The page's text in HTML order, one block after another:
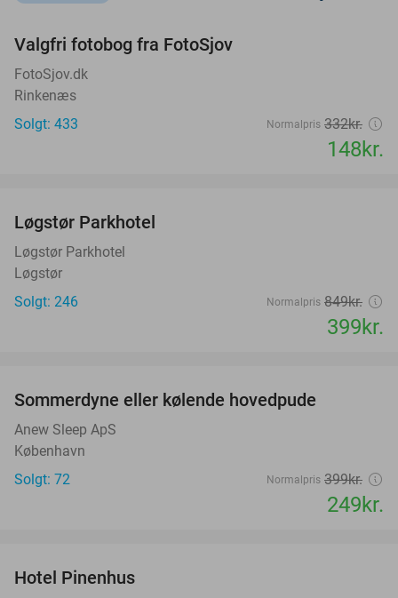
Valgfri fotobog fra FotoSjov
FotoSjov.dk
Rinkenæs
Solgt: 433
Normalpris 332kr.
148kr.
Løgstør Parkhotel
Løgstør Parkhotel
Løgstør
Solgt: 246
Normalpris 849kr.
399kr.
Sommerdyne eller kølende hovedpude
Anew Sleep ApS
København
Solgt: 72
Normalpris 399kr.
249kr.
Hotel Pinenhus